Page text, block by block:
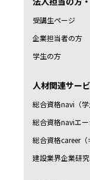
受講生ページ
企業担当者の方
学生の方
人材関連サー
総合資格navi（学
総合資格naviエー
総合資格career（
建設業界企業研